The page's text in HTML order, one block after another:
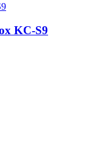
KC-S9